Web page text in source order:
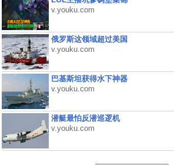
v.youku.com
俄罗斯这领域超过美国
v.youku.com
巴基斯坦获得水下神器
v.youku.com
潜艇最怕反潜巡逻机
v.youku.com